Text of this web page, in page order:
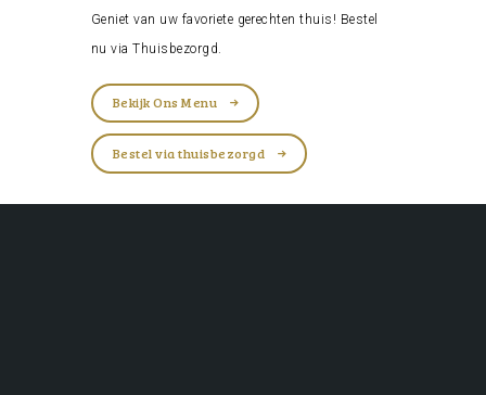
Geniet van uw favoriete gerechten thuis! Bestel
nu viaThuisbezorgd
Bekijk Ons Menu
Bestel via thuisbezorgd